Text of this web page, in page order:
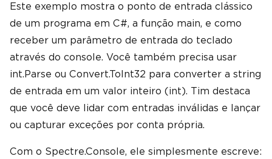
Este exemplo mostra o ponto de entrada clássico
de um programa em C#, a função main, e como
receber um parâmetro de entrada do teclado
através do console. Você também precisa usar
int.Parse ou Convert.ToInt32 para converter a string
de entrada em um valor inteiro (int). Tim destaca
que você deve lidar com entradas inválidas e lançar
ou capturar exceções por conta própria.
Com o Spectre.Console, ele simplesmente escreve: